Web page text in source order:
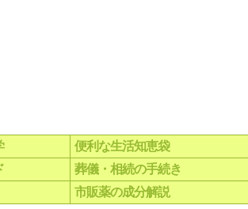
便利な生活知恵袋
葬儀・相続の手続き
市販薬の成分解説